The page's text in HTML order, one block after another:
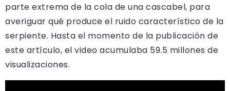
parte extrema de la cola de una cascabel, para
averiguar qué produce el ruido característico de la
serpiente. Hasta el momento de la publicación de
este artículo, el video acumulaba 59.5 millones de
visualizaciones.